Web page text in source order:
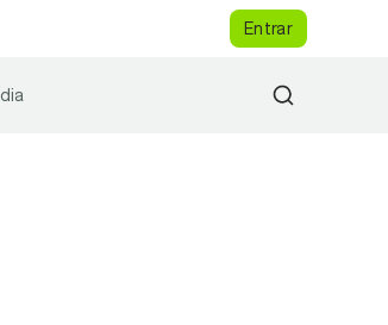
Entrar